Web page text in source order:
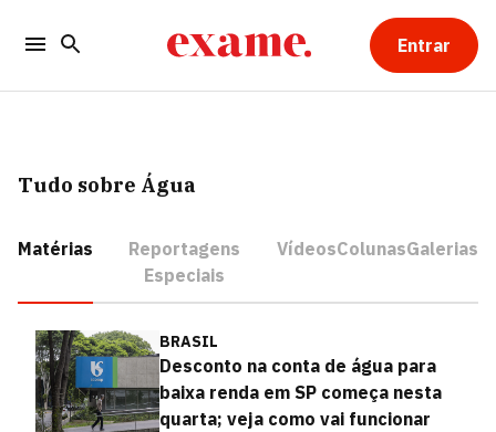
Entrar
Tudo sobre Água
Matérias
Reportagens
Especiais
VídeosColunasGalerias
BRASIL
Desconto na conta de água para
baixa renda em SP começa nesta
quarta; veja como vai funcionar